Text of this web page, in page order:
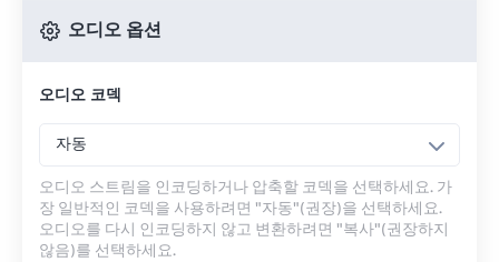
오디오 옵션
오디오 코덱
자동
오디오 스트림을 인코딩하거나 압축할 코덱을 선택하세요. 가
장 일반적인 코덱을 사용하려면 "자동"(권장)을 선택하세요.
오디오를 다시 인코딩하지 않고 변환하려면 "복사"(권장하지
않음)를 선택하세요.